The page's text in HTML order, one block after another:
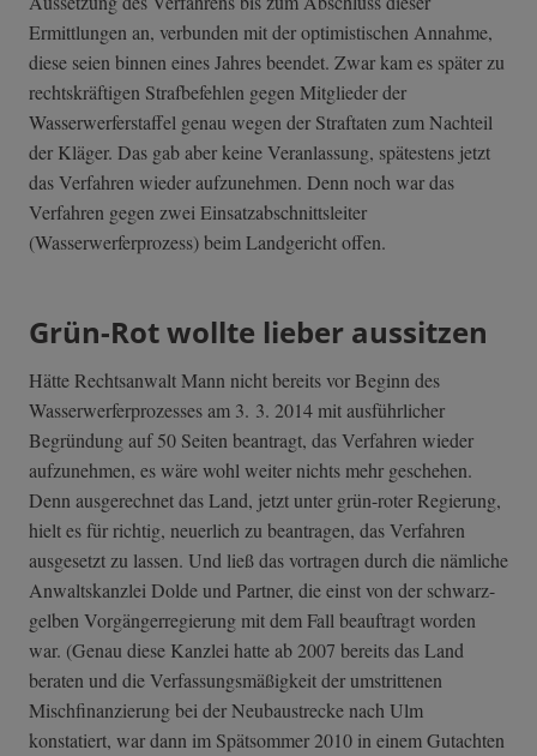
Ermittlungen an, verbunden mit der optimistischen Annahme,
diese seien binnen eines Jahres beendet. Zwar kam es später zu
rechtskräftigen Strafbefehlen gegen Mitglieder der
Wasserwerferstaffel genau wegen der Straftaten zum Nachteil
der Kläger. Das gab aber keine Veranlassung, spätestens jetzt
das Verfahren wieder aufzunehmen. Denn noch war das
Verfahren gegen zwei Einsatzabschnittsleiter
(Wasserwerferprozess) beim Landgericht offen.
Grün-Rot wollte lieber aussitzen
Hätte Rechtsanwalt Mann nicht bereits vor Beginn des
Wasserwerferprozesses am 3. 3. 2014 mit ausführlicher
Begründung auf 50 Seiten beantragt, das Verfahren wieder
aufzunehmen, es wäre wohl weiter nichts mehr geschehen.
Denn ausgerechnet das Land, jetzt unter grün-roter Regierung,
hielt es für richtig, neuerlich zu beantragen, das Verfahren
ausgesetzt zu lassen. Und ließ das vortragen durch die nämliche
Anwaltskanzlei Dolde und Partner, die einst von der schwarz-
gelben Vorgängerregierung mit dem Fall beauftragt worden
war. (Genau diese Kanzlei hatte ab 2007 bereits das Land
beraten und die Verfassungsmäßigkeit der umstrittenen
Mischfinanzierung bei der Neubaustrecke nach Ulm
konstatiert, war dann im Spätsommer 2010 in einem Gutachten